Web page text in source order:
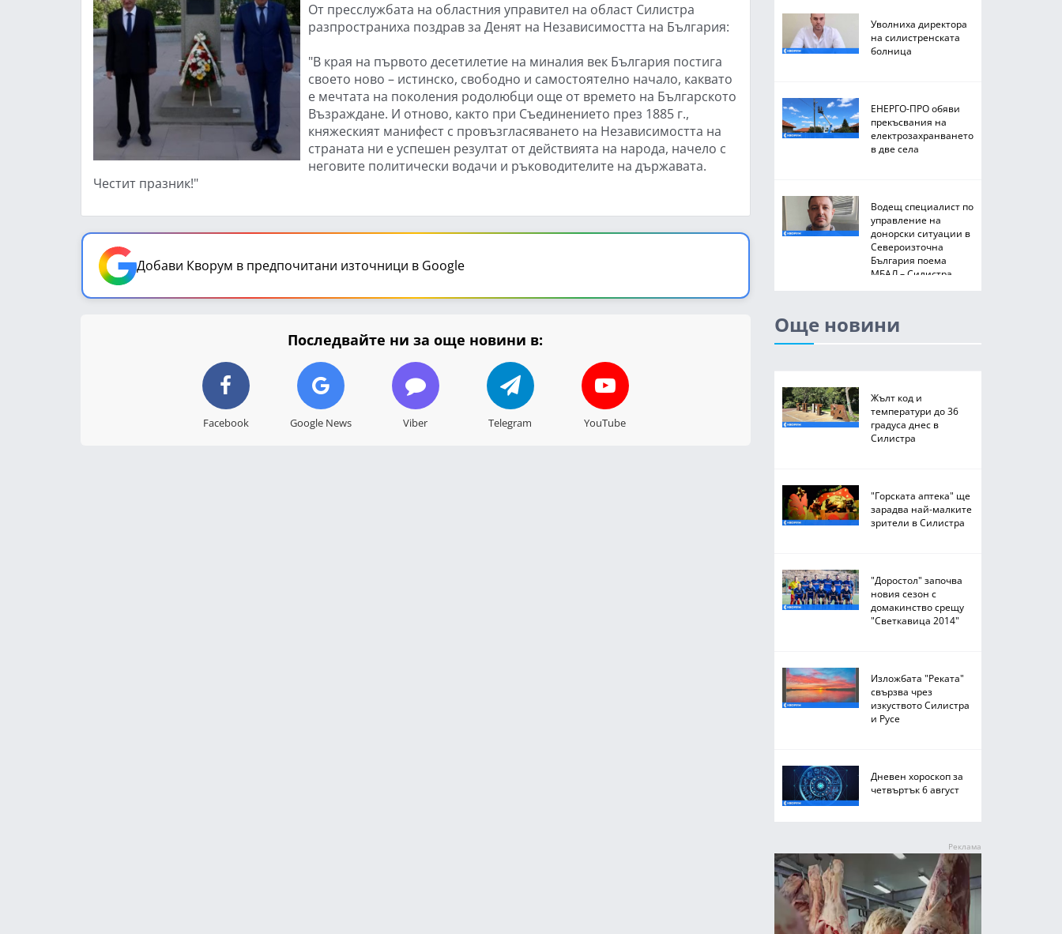
От пресслужбата на областния управител на област Силистра
разпространиха поздрав за Денят на Независимостта на България:
"В края на първото десетилетие на миналия век България постига
своето ново – истинско, свободно и самостоятелно начало, каквато
е мечтата на поколения родолюбци още от времето на Българското
Възраждане. И отново, както при Съединението през 1885 г.,
княжеският манифест с провъзгласяването на Независимостта на
страната ни е успешен резултат от действията на народа, начело с
неговите политически водачи и ръководителите на държавата.
Честит празник!"
Добави Кворум в предпочитани източници в Google
Последвайте ни за още новини в:
Facebook Google News Viber Telegram YouTube
Уволниха директора
на силистренската
болница
ЕНЕРГО-ПРО обяви
прекъсвания на
електрозахранването
в две села
Водещ специалист по
управление на
донорски ситуации в
Североизточна
България поема
МБАЛ – Силистра
Още новини
Жълт код и
температури до 36
градуса днес в
Силистра
"Горската аптека" ще
зарадва най-малките
зрители в Силистра
"Доростол" започва
новия сезон с
домакинство срещу
"Светкавица 2014"
Изложбата "Реката"
свързва чрез
изкуството Силистра
и Русе
Дневен хороскоп за
четвъртък 6 август